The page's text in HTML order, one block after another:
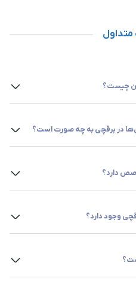
متداول
چیست؟
برند‌های تولیدکننده کیستون
شبکه لگراند کیستون شبکه
در برقچی به چه صورت است؟
و آنلاین را برای مشتریان
سفارش‌های آنلاین در تهران دو
رضایت مشتری عمل می‌کند
دهد.
دارد؟
با کابل‌هایی شبکه و
آن کار دشواری نیست.
وجود دارد؟
عمده خریداری کنید. با خرید
می‌شوید.
گارانتی به مشتری تحویل داده